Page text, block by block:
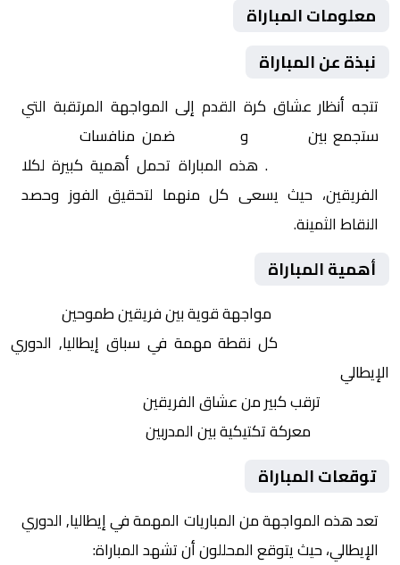
معلومات المباراة
نبذة عن المباراة
تتجه أنظار عشاق كرة القدم إلى المواجهة المرتقبة التي
ستجمع بين
و ضمن منافسات
. هذه المباراة تحمل أهمية كبيرة لكلا
الفريقين، حيث يسعى كل منهما لتحقيق الفوز وحصد
النقاط الثمينة.
أهمية المباراة
مواجهة قوية بين فريقين طموحين
كل نقطة مهمة في سباق إيطاليا, الدوري
الإيطالي
ترقب كبير من عشاق الفريقين
معركة تكتيكية بين المدربين
توقعات المباراة
تعد هذه المواجهة من المباريات المهمة في إيطاليا, الدوري
الإيطالي، حيث يتوقع المحللون أن تشهد المباراة: